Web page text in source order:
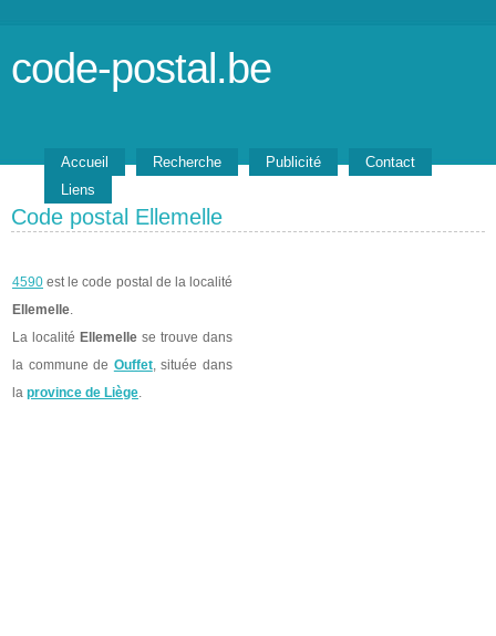
code-postal.be
Accueil Recherche Publicité
Contact
Liens
Code postal Ellemelle
4590 est le code postal de la localité
Ellemelle.
La localité Ellemelle se trouve dans
la commune de Ouffet, située dans
la province de Liège.